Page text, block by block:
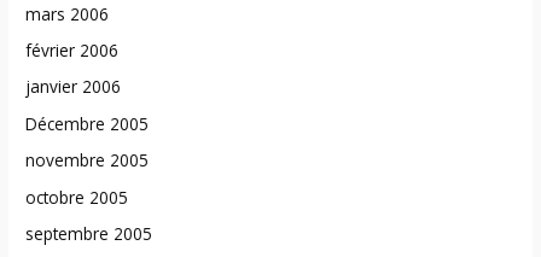
mars 2006
février 2006
janvier 2006
Décembre 2005
novembre 2005
octobre 2005
septembre 2005